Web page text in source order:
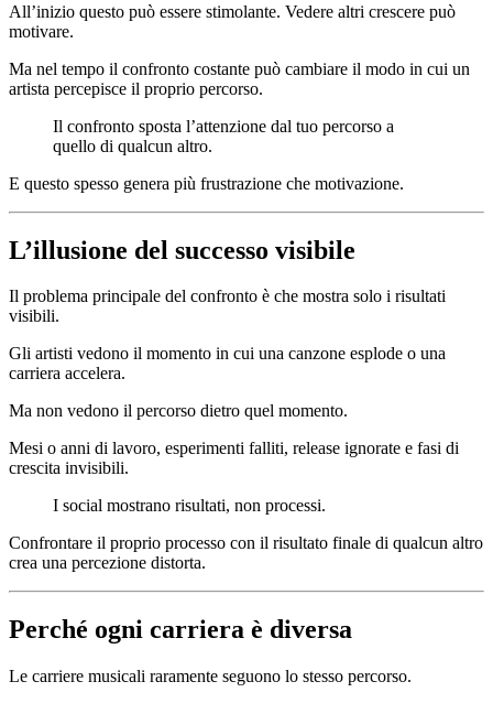
All’inizio questo può essere stimolante. Vedere altri crescere può
motivare.
Ma nel tempo il confronto costante può cambiare il modo in cui un
artista percepisce il proprio percorso.
Il confronto sposta l’attenzione dal tuo percorso a
quello di qualcun altro.
E questo spesso genera più frustrazione che motivazione.
L’illusione del successo visibile
Il problema principale del confronto è che mostra solo i risultati
visibili.
Gli artisti vedono il momento in cui una canzone esplode o una
carriera accelera.
Ma non vedono il percorso dietro quel momento.
Mesi o anni di lavoro, esperimenti falliti, release ignorate e fasi di
crescita invisibili.
I social mostrano risultati, non processi.
Confrontare il proprio processo con il risultato finale di qualcun altro
crea una percezione distorta.
Perché ogni carriera è diversa
Le carriere musicali raramente seguono lo stesso percorso.